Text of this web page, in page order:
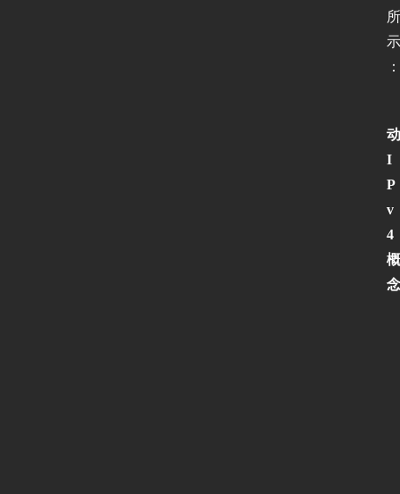
所
示
：
动
I
P
v
4
概
念